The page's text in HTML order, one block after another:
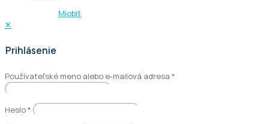
Miobit
✕
Prihlásenie
Používateľské meno alebo e-mailová adresa *
Heslo*